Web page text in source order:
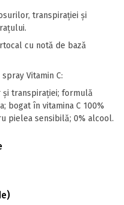
transpirației și
cu notă de bază
Vitamin C:
transpirației; formulă
bogat în vitamina C 100%
pielea sensibilă; 0% alcool.